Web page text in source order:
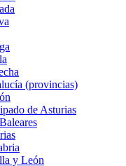
(provincias)
de Asturias
y León